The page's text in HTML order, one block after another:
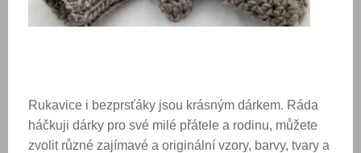
Rukavice i bezprsťáky jsou krásným dárkem. Ráda
háčkuji dárky pro své milé přátele a rodinu, můžete
zvolit různé zajímavé a originální vzory, barvy, tvary a